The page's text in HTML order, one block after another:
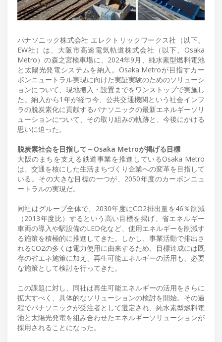
パナソニック株式会社 エレクトリックワークス社（以下、
EW社）は、大阪市高速電気軌道株式会社（以下、Osaka
Metro）の森之宮検車場に、2024年9月、純水素型燃料電池
と太陽光発電システムを納入。Osaka Metroが目指すカー
ボンニュートラル実現に向けた実証実験のためのソリューシ
ョンについて、現地搬入・設置までをワンストップで実施し
た。納入から1年が経つ今、公共交通機関という社会インフ
ラの脱炭素化に貢献するパナソニックの最新エネルギーソリ
ューションについて、その取り組みの軌跡と、今後にかける
思いに迫った。
脱炭素社会を目指して～Osaka Metroが掲げる目標
大阪のまちを支える鉄道事業を推進しているOsaka Metro
は、交通を核にした生活まちづくり企業への変革を目指して
いる。その大きな目標の一つが、2050年度のカーボンニュ
ートラルの実現だ。
同社はグループ全体で、2030年度にCO2排出量を46％削減
（2013年度比）するという高い目標を掲げ、省エネルギー
車両の導入や駅設備のLED化など、使用エネルギーを削減す
る施策を積極的に推進してきた。しかし、事業活動で排出さ
れるCO2の多くは電力使用に由来するため、目標達成には既
存の省エネ施策に加え、再生可能エネルギーの活用も、必要
な施策として検討を行ってきた。
この課題に対し、同社は再生可能エネルギーの活用をさらに
拡大すべく、具体的なソリューションの検討を開始。その過
程でパナソニックが受注者として選定され、純水素型燃料電
池と太陽光発電を組み合わせたエネルギーソリューションが
採用されることになった。